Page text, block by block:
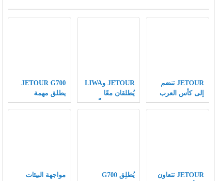
JETOUR تنضم
إلى كأس العرب
FIFA كشريك
JETOUR وLIWA
يُطلقان معًا
مهرجانًا عالميًّا
JETOUR G700
يطلق مهمة
“Wilderness
JETOUR تتعاون
يُطلِق G700
مواجهة البيئات